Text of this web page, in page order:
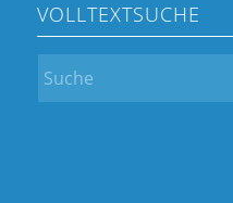
VOLLTEXTSUCHE